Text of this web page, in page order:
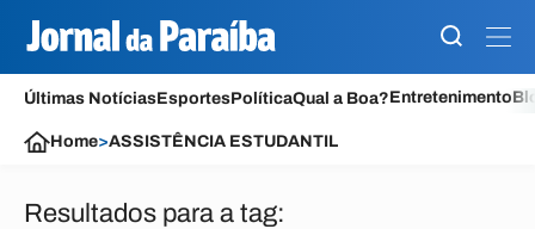
Últimas NotíciasEsportesPolíticaQual a Boa?Entretenimento
Home>ASSISTÊNCIA ESTUDANTIL
Resultados para a tag: